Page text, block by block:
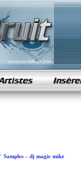
de rap
Samples» dj magic mike